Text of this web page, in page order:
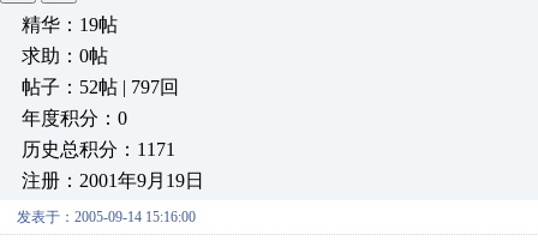
精华：19帖
求助：0帖
帖子：52帖 | 797回
年度积分：0
历史总积分：1171
注册：2001年9月19日
发表于：2005-09-14 15:16:00